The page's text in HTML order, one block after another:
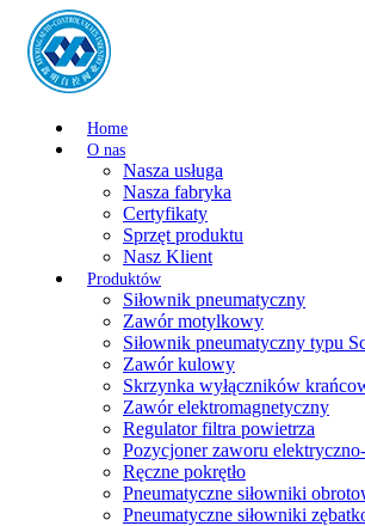
Home
O nas
Nasza usługa
Nasza fabryka
Certyfikaty
Sprzęt produktu
Nasz Klient
Produktów
Siłownik pneumatyczny
Zawór motylkowy
Siłownik pneumatyczny typu
Zawór kulowy
Skrzynka wyłączników
Zawór elektromagnetyczny
Regulator filtra powietrza
Pozycjoner zaworu
Ręczne pokrętło
Pneumatyczne siłowniki
Pneumatyczne siłowniki